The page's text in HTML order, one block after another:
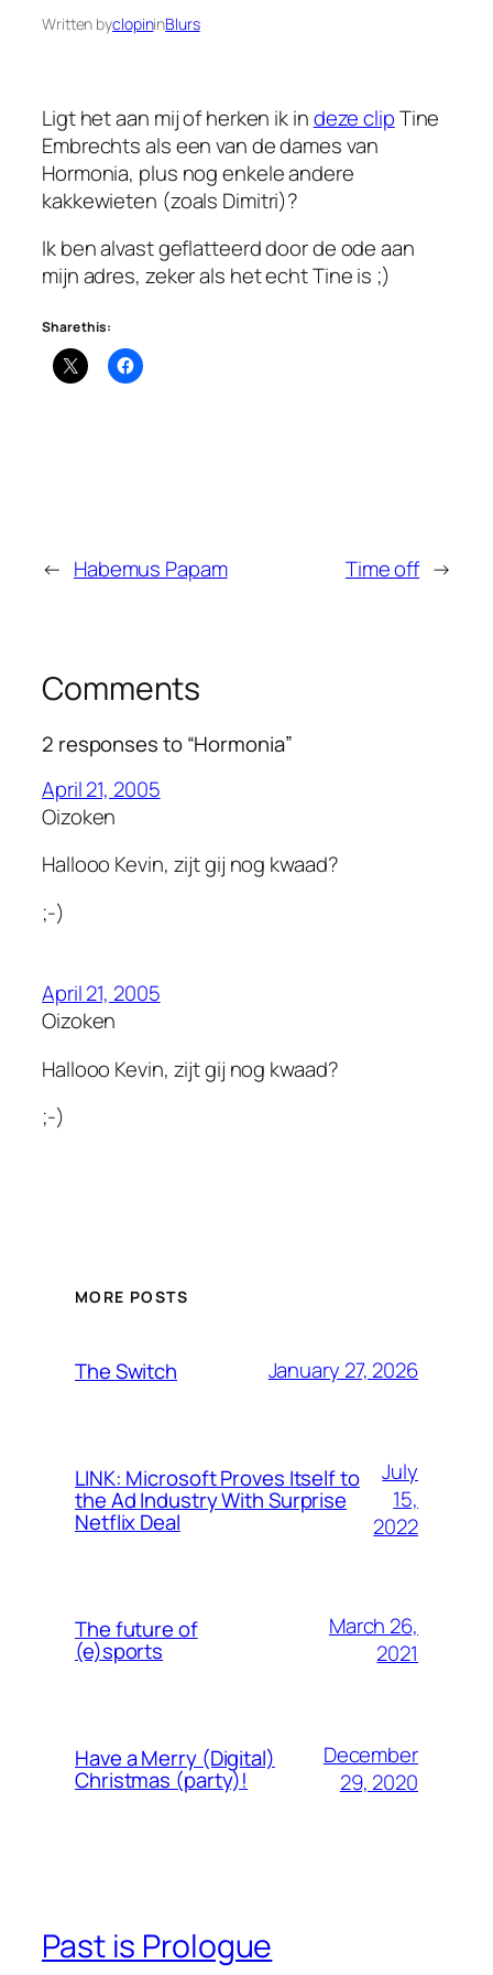
Written byclopininBlurs
Ligt het aan mij of herken ik indeze clipTine
Embrechts als een van de dames van
Hormonia, plus nog enkele andere
kakkewieten (zoals Dimitri)?
Ik ben alvast geflatteerd door de ode aan
mijn adres, zeker als het echt Tine is ;)
Share this:
← Habemus Papam Time off →
Comments
2 responses to “Hormonia”
April 21, 2005
Oizoken
Hallooo Kevin, zijt gij nog kwaad?
;-)
April 21, 2005
Oizoken
Hallooo Kevin, zijt gij nog kwaad?
;-)
MORE POSTS
The Switch January 27, 2026
LINK: Microsoft Proves Itself to
the Ad Industry With Surprise
Netflix Deal
July
15,
2022
The future of
(e)sports
March 26,
2021
Have a Merry (Digital)
Christmas (party)!
December
29, 2020
Past is Prologue